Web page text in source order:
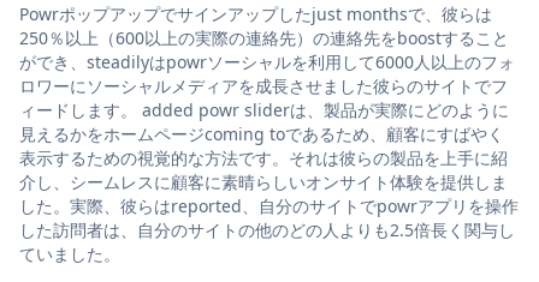
Powrポップアップでサインアップしたjust monthsで、彼らは
250％以上（600以上の実際の連絡先）の連絡先をboostすること
ができ、steadilyはpowrソーシャルを利用して6000人以上のフォ
ロワーにソーシャルメディアを成長させました彼らのサイトでフ
ィードします。 added powr sliderは、製品が実際にどのように
見えるかをホームページcoming toであるため、顧客にすばやく
表示するための視覚的な方法です。それは彼らの製品を上手に紹
介し、シームレスに顧客に素晴らしいオンサイト体験を提供しま
した。実際、彼らはreported、自分のサイトでpowrアプリを操作
した訪問者は、自分のサイトの他のどの人よりも2.5倍長く関与し
ていました。